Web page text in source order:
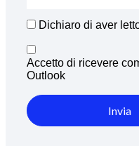
Dichiaro di aver
Accetto di ricevere
Outlook
Invia